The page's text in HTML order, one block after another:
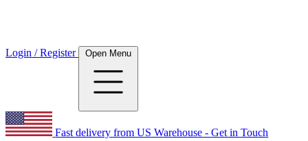
Login / Register Open Menu
Fast delivery from US Warehouse - Get in Touch